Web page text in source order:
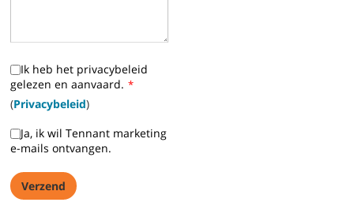
Ik heb het privacybeleid
gelezen en aanvaard. *
(Privacybeleid)
Ja, ik wil Tennant marketing
e-mails ontvangen.